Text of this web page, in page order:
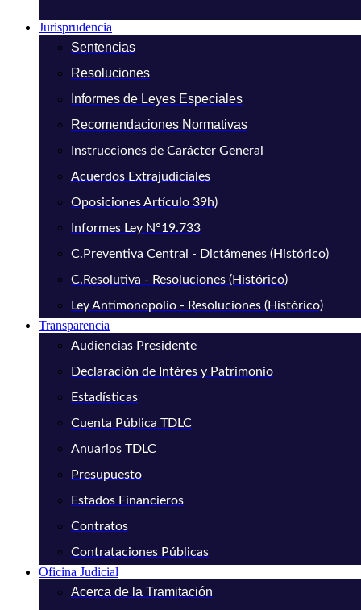
Jurisprudencia
Sentencias
Resoluciones
Informes de Leyes Especiales
Recomendaciones Normativas
Instrucciones de Carácter General
Acuerdos Extrajudiciales
Oposiciones Artículo 39h)
Informes Ley N°19.733
C.Preventiva Central - Dictámenes (Histórico)
C.Resolutiva - Resoluciones (Histórico)
Ley Antimonopolio - Resoluciones (Histórico)
Transparencia
Audiencias Presidente
Declaración de Intéres y Patrimonio
Estadísticas
Cuenta Pública TDLC
Anuarios TDLC
Presupuesto
Estados Financieros
Contratos
Contrataciones Públicas
Oficina Judicial
Acerca de la Tramitación